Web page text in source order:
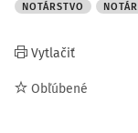
NOTÁRSTVO NOTÁR
Vytlačiť
Obľúbené